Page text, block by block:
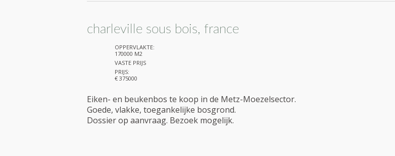
charleville sous bois, france
OPPERVLAKTE:
170000 M2
VASTE PRIJS
PRIJS:
€ 375000
Eiken- en beukenbos te koop in de Metz-Moezelsector.
Goede, vlakke, toegankelijke bosgrond.
Dossier op aanvraag. Bezoek mogelijk.